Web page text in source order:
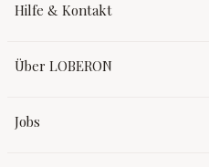
Hilfe & Kontakt
Über LOBERON
Jobs